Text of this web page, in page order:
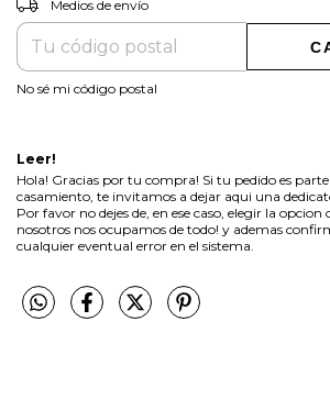
Medios de envío
No sé mi código postal
Leer!
Hola! Gracias por tu compra! Si tu pedido es
casamiento, te invitamos a dejar aqui una
Por favor no dejes de, en ese caso, elegir la opcion
nosotros nos ocupamos de todo! y ademas
cualquier eventual error en el sistema.